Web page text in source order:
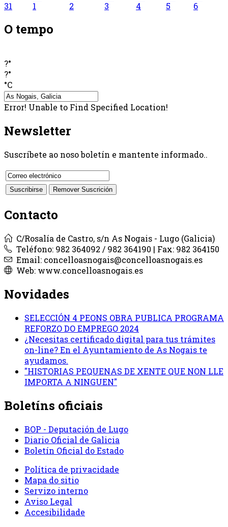
31
1 2 3 4 5 6
O tempo
?°
?°
°C
Error! Unable to Find Specified Location!
Newsletter
Suscríbete ao noso boletín e mantente informado..
Contacto
C/Rosalía de Castro, s/n As Nogais - Lugo (Galicia)
Teléfono: 982 364092 / 982 364190 | Fax: 982 364150
Email: concelloasnogais@concelloasnogais.es
Web: www.concelloasnogais.es
Novidades
SELECCIÓN 4 PEONS OBRA PUBLICA PROGRAMA
REFORZO DO EMPREGO 2024
¿Necesitas certificado digital para tus trámites
on-line? En el Ayuntamiento de As Nogais te
ayudamos.
"HISTORIAS PEQUENAS DE XENTE QUE NON LLE
IMPORTA A NINGUEN"
Boletíns oficiais
BOP - Deputación de Lugo
Diario Oficial de Galicia
Boletín Oficial do Estado
Política de privacidade
Mapa do sitio
Servizo interno
Aviso Legal
Accesibilidade